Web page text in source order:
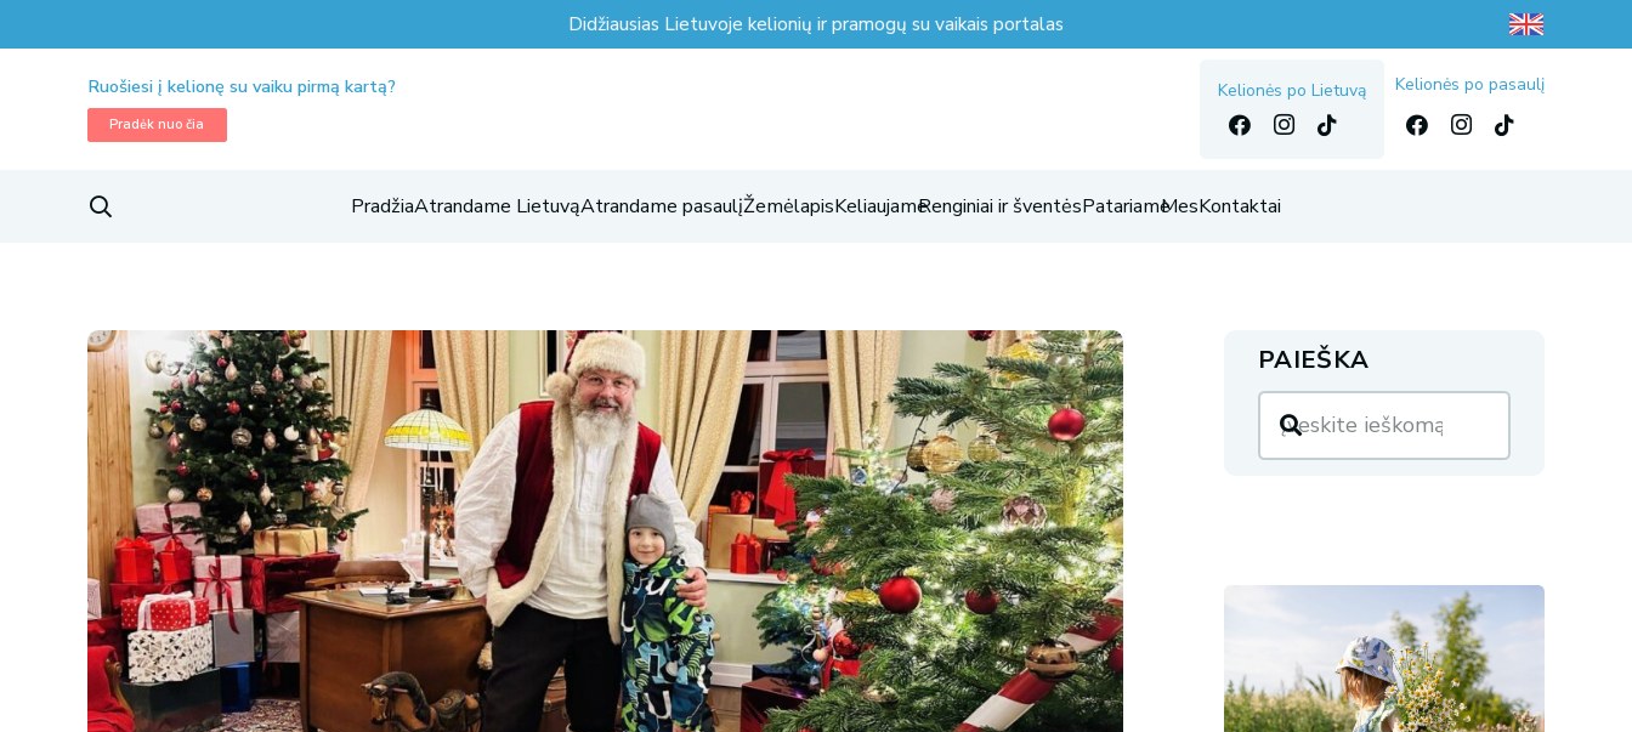
Didžiausias Lietuvoje kelionių ir pramogų su vaikais portalas
Ruošiesi į kelionę su vaiku pirmą kartą?
Pradėk nuo čia
Kelionės po Lietuvą Kelionės po pasaulį
PradžiaAtrandame LietuvąAtrandame pasaulįŽemėlapisKeliaujameRenginiai ir šventėsPatariameMesKontaktai
PAIEŠKA